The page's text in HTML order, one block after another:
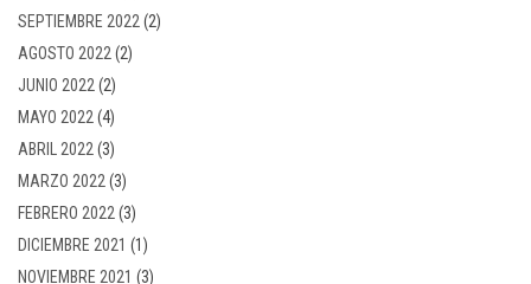
SEPTIEMBRE 2022 (2)
AGOSTO 2022 (2)
JUNIO 2022 (2)
MAYO 2022 (4)
ABRIL 2022 (3)
MARZO 2022 (3)
FEBRERO 2022 (3)
DICIEMBRE 2021 (1)
NOVIEMBRE 2021 (3)